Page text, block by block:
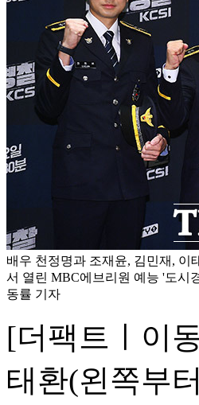
배우 천정명과 조재윤, 김민재, 이
서 열린 MBC에브리원 예능 '도시
동률 기자
[더팩트ㅣ이
태환(왼쪽부